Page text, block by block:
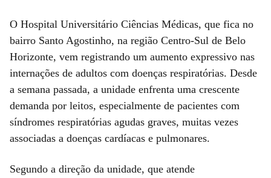
O Hospital Universitário Ciências Médicas, que fica no
bairro Santo Agostinho, na região Centro-Sul de Belo
Horizonte, vem registrando um aumento expressivo nas
internações de adultos com doenças respiratórias. Desde
a semana passada, a unidade enfrenta uma crescente
demanda por leitos, especialmente de pacientes com
síndromes respiratórias agudas graves, muitas vezes
associadas a doenças cardíacas e pulmonares.
Segundo a direção da unidade, que atende